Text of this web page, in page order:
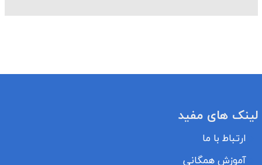
لینک های مفید
ارتباط با ما
آموزش همگانی